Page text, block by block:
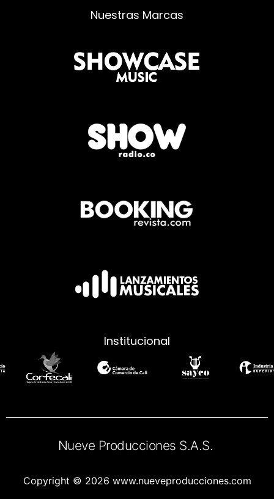
Nuestras Marcas
Institucional
Nueve Producciones S.A.S.
Copyright © 2026 www.nueveproducciones.com